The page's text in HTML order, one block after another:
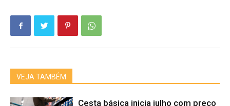
VEJA TAMBÉM
Cesta básica inicia julho com preço